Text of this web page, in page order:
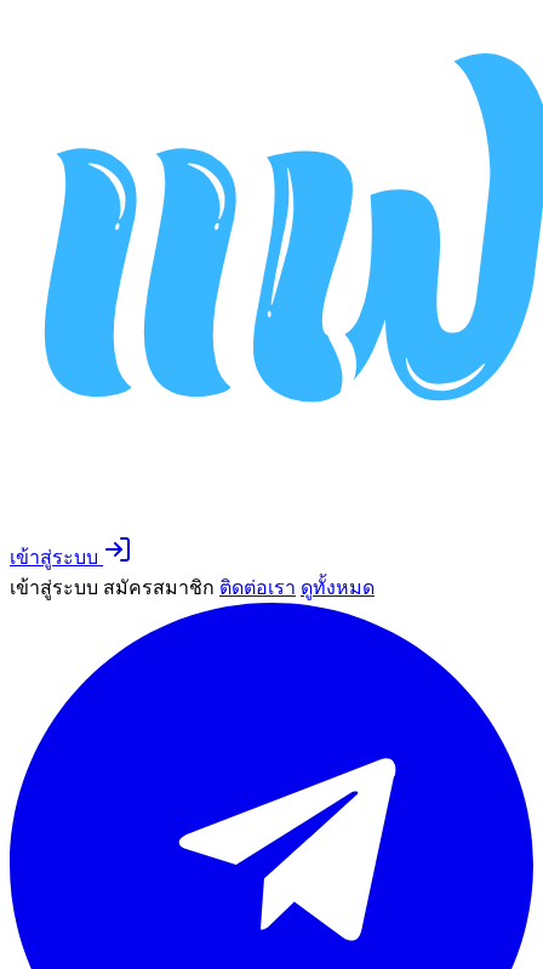
เข้าสู่ระบบ
เข้าสู่ระบบ สมัครสมาชิก ติดต่อเรา ดูทั้งหมด